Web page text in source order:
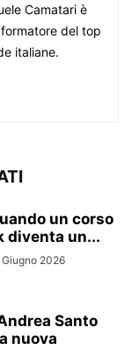
Camatari è
del top
italiane.
un corso
diventa un...
Giugno 2026
Santo
nuova